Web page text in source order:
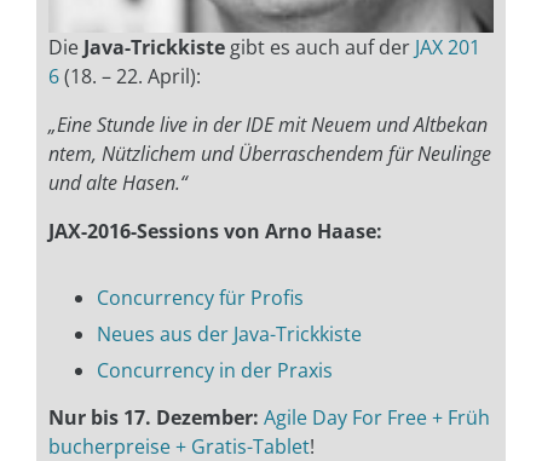
Die Java-Trickkiste gibt es auch auf der JAX 201
6(18. – 22. April):
„Eine Stunde live in der IDE mit Neuem und Altbekan
ntem, Nützlichem und Überraschendem für Neulinge
und alte Hasen.“
JAX-2016-Sessions von Arno Haase:
Concurrency für Profis
Neues aus der Java-Trickkiste
Concurrency in der Praxis
Nur bis 17. Dezember: Agile Day For Free + Früh
bucherpreise + Gratis-Tablet!